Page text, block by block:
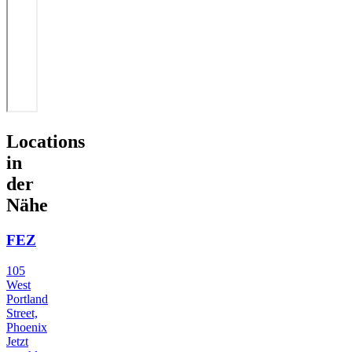
Locations
in
der
Nähe
FEZ
105
West
Portland
Street,
Phoenix
Jetzt